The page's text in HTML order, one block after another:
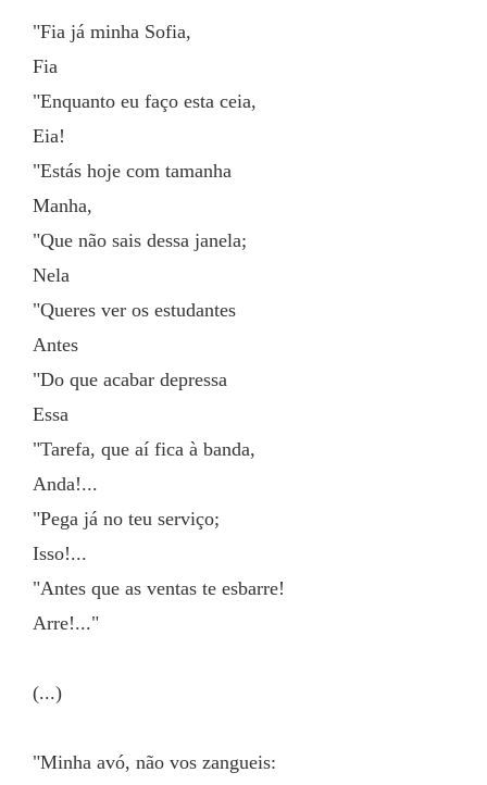
"Fia já minha Sofia,
Fia
"Enquanto eu faço esta ceia,
Eia!
"Estás hoje com tamanha
Manha,
"Que não sais dessa janela;
Nela
"Queres ver os estudantes
Antes
"Do que acabar depressa
Essa
"Tarefa, que aí fica à banda,
Anda!...
"Pega já no teu serviço;
Isso!...
"Antes que as ventas te esbarre!
Arre!..."
(...)
"Minha avó, não vos zangueis: